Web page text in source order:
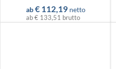
ab €112,19 netto
ab€ 133,51 brutto